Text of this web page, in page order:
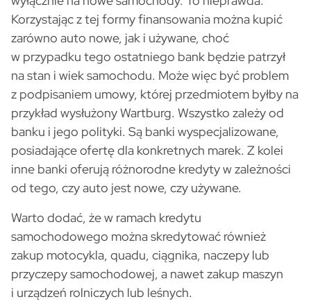
Korzystając z tej formy finansowania można kupić
zarówno auto nowe, jak i używane, choć
w przypadku tego ostatniego bank będzie patrzył
na stan i wiek samochodu. Może więc być problem
z podpisaniem umowy, której przedmiotem byłby na
przykład wysłużony Wartburg. Wszystko zależy od
banku i jego polityki. Są banki wyspecjalizowane,
posiadające ofertę dla konkretnych marek. Z kolei
inne banki oferują różnorodne kredyty w zależności
od tego, czy auto jest nowe, czy używane.
Warto dodać, że w ramach kredytu
samochodowego można skredytować również
zakup motocykla, quadu, ciągnika, naczepy lub
przyczepy samochodowej, a nawet zakup maszyn
i urządzeń rolniczych lub leśnych.